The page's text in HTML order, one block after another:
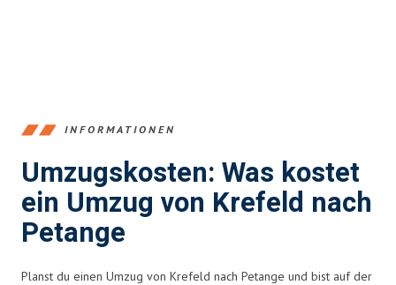
INFORMATIONEN
Umzugskosten: Was kostet
ein Umzug von Krefeld nach
Petange
Planst du einen Umzug von Krefeld nach Petange und bist auf der